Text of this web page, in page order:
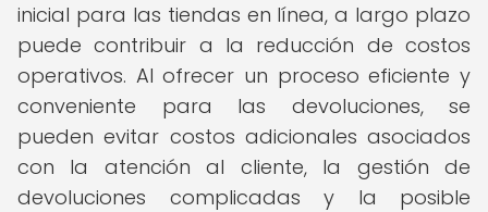
inicial para las tiendas en línea, a largo plazo
puede contribuir a la reducción de costos
operativos. Al ofrecer un proceso eficiente y
conveniente para las devoluciones, se
pueden evitar costos adicionales asociados
con la atención al cliente, la gestión de
devoluciones complicadas y la posible